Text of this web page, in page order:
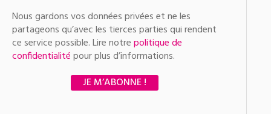
Nous gardons vos données privées et ne les
partageons qu’avec les tierces parties qui rendent
ce service possible. Lire notrepolitique de
confidentialitépour plus d’informations.